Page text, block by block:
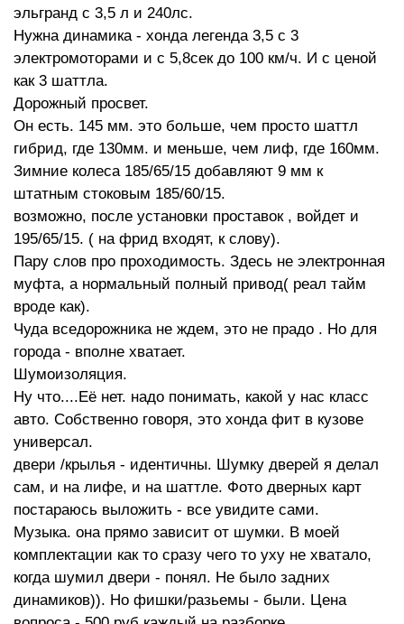
эльгранд с 3,5 л и 240лс.
Нужна динамика - хонда легенда 3,5 с 3
электромоторами и с 5,8сек до 100 км/ч. И с ценой
как 3 шаттла.
Дорожный просвет.
Он есть. 145 мм. это больше, чем просто шаттл
гибрид, где 130мм. и меньше, чем лиф, где 160мм.
Зимние колеса 185/65/15 добавляют 9 мм к
штатным стоковым 185/60/15.
возможно, после установки проставок , войдет и
195/65/15. ( на фрид входят, к слову).
Пару слов про проходимость. Здесь не электронная
муфта, а нормальный полный привод( реал тайм
вроде как).
Чуда вседорожника не ждем, это не прадо . Но для
города - вполне хватает.
Шумоизоляция.
Ну что....Её нет. надо понимать, какой у нас класс
авто. Собственно говоря, это хонда фит в кузове
универсал.
двери /крылья - идентичны. Шумку дверей я делал
сам, и на лифе, и на шаттле. Фото дверных карт
постараюсь выложить - все увидите сами.
Музыка. она прямо зависит от шумки. В моей
комплектации как то сразу чего то уху не хватало,
когда шумил двери - понял. Не было задних
динамиков)). Но фишки/разьемы - были. Цена